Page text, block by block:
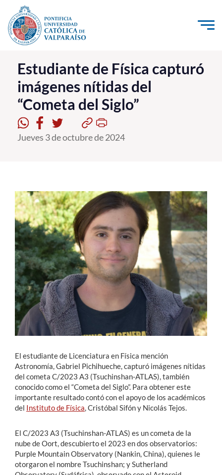
Click acá para ir directamente al contenido
La Universidad
Investigación, Creación e Innovación
PUCV Internacional
Vinculación con el Medio
Postgrado
Formación Continua
Estudiantes
Académicos
Funcionarios
Alumni
Estudiante de Física capturó
imágenes nítidas del
“Cometa del Siglo”
Jueves 3 de octubre de 2024
El estudiante de Licenciatura en Física mención
Astronomía, Gabriel Pichihueche, capturó imágenes nítidas
del cometa C/2023 A3 (Tsuchinshan-ATLAS), también
conocido como el “Cometa del Siglo”. Para obtener este
importante resultado contó con el apoyo de los académicos
del Instituto de Física , Cristóbal Sifón y Nicolás Tejos.
El C/2023 A3 (Tsuchinshan-ATLAS) es un cometa de la
nube de Oort, descubierto el 2023 en dos observatorios:
Purple Mountain Observatory (Nankin, China), quienes le
otorgaron el nombre Tsuchinshan; y Sutherland